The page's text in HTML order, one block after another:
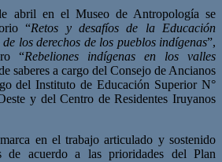
abril en el Museo de Antropología se
“Retos y desafíos de la Educación
los derechos de los pueblos indígenas”,
“Rebeliones indígenas en los valles
saberes a cargo del Consejo de Ancianos
del Instituto de Educación Superior N°
y del Centro de Residentes Iruyanos
en el trabajo articulado y sostenido
de acuerdo a las prioridades del Plan